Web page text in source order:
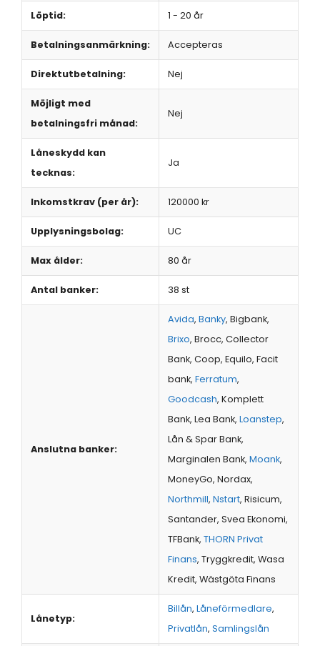
Löptid: 1 - 20 år
Betalningsanmärkning: Accepteras
Direktutbetalning: Nej
Möjligt med
betalningsfri månad:
Nej
Låneskydd kan
tecknas:
Ja
Inkomstkrav (per år): 120000 kr
Upplysningsbolag: UC
Max ålder: 80 år
Antal banker: 38 st
Anslutna banker:
Avida, Banky, Bigbank,
Brixo, Brocc, Collector
Bank, Coop, Equilo, Facit
bank, Ferratum,
Goodcash, Komplett
Bank, Lea Bank, Loanstep,
Lån & Spar Bank,
Marginalen Bank, Moank,
MoneyGo, Nordax,
Northmill, Nstart, Risicum,
Santander, Svea Ekonomi,
TFBank, THORN Privat
Finans, Tryggkredit, Wasa
Kredit, Wästgöta Finans
Lånetyp:
Billån, Låneförmedlare,
Privatlån, Samlingslån